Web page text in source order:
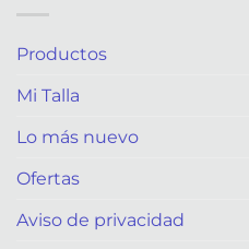
Productos
Mi Talla
Lo más nuevo
Ofertas
Aviso de privacidad